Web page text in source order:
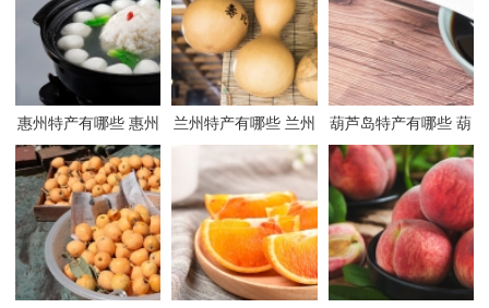
惠州特产有哪些 惠州
有哪些特产
兰州特产有哪些 兰州
有哪些特产
葫芦岛特产有哪些 葫
芦岛有哪些特产